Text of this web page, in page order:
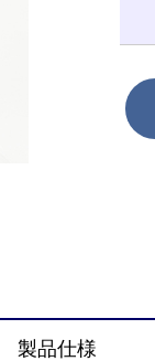
製品仕様